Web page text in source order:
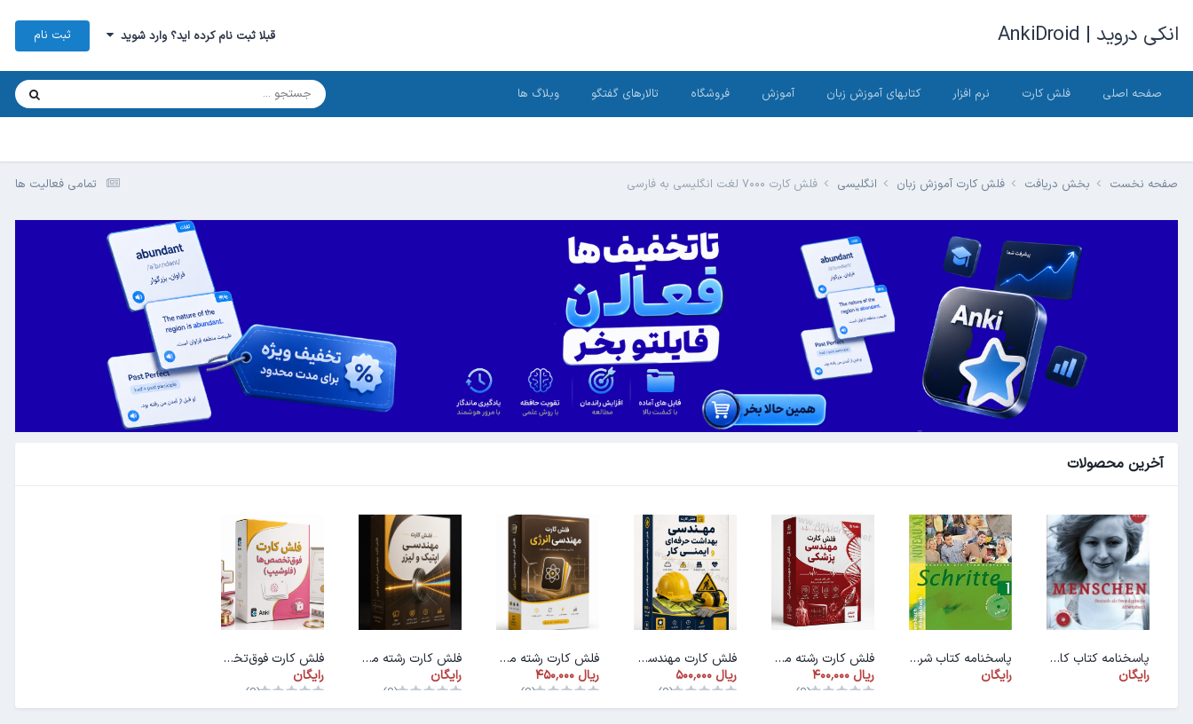
انکی دروید | AnkiDroid قبلا ثبت نام کرده اید؟ وارد شوید ثبت نام
صفحه اصلی فلش کارت نرم افزار کتابهای آموزش زبان آموزش فروشگاه تالارهای گفتگو وبلاگ ها
تمامی فعالیت ها صفحه نخست بخش دریافت فلش کارت آموزش زبان انگلیسی فلش کارت ۷۰۰۰ لغت انگلیسی به فارسی
آخرین محصولات
پاسخنامه کتاب کار ArbeitsbuchMenschen A1.1
رایگان
پاسخنامه کتاب شریته ۱ (PDF)
رایگان
فلش کارت رشته مهندسی پزشکی
(0)
فلش کارت مهندسی بهداشت و ایمنی کار
(0)
فلش کارت رشته مهندسی انرژی
(0)
فلش کارت رشته مهندسی اپتیک و لیزر
رایگان
(0)
فلش کارت فوق‌تخصص‌ها (فلوشیپ)
رایگان
(0)